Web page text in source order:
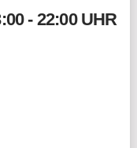
- 22:00 UHR